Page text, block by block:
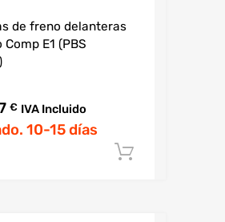
de freno delanteras
Comp E1 (PBS
€ IVA Incluido
10-15 días